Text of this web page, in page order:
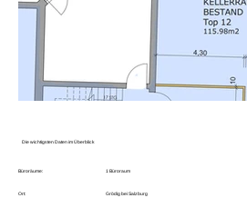
Die wichtigsten Daten im Überblick
Büroräume:
Ort:
1 Büroraum
Grödig bei Salzburg